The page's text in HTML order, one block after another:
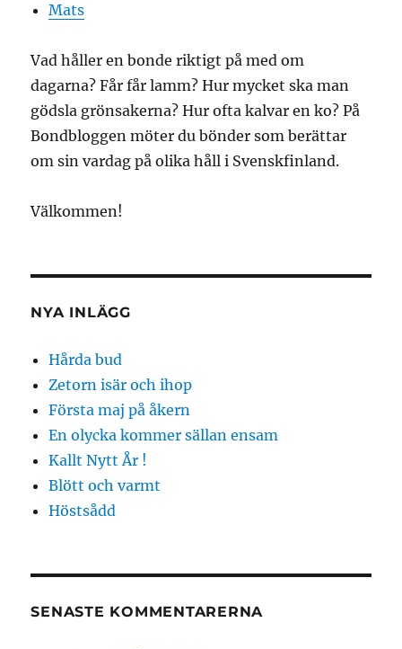
Mats
Vad håller en bonde riktigt på med om
dagarna? Får får lamm? Hur mycket ska man
gödsla grönsakerna? Hur ofta kalvar en ko? På
Bondbloggen möter du bönder som berättar
om sin vardag på olika håll i Svenskfinland.
Välkommen!
NYA INLÄGG
Hårda bud
Zetorn isär och ihop
Första maj på åkern
En olycka kommer sällan ensam
Kallt Nytt År !
Blött och varmt
Höstsådd
SENASTE KOMMENTARERNA